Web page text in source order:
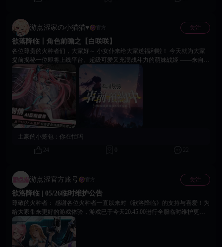
分角色立绘显示异常的问题。 5. 修复长时间在线后部分游戏资源加载异常的
问题。 6. 修复网络断开及重连过程中可能出现的资源或界面异常。 7. 修复
部分情况下界面卡死、界面残留等问题。 8. 修复部分账号无法正常登录的问
题。 9. 修复部分技能无法正常释放的问题。 10. 修复部分战姬技能数值及
BUFF描述显示不准确的问题。 11. 修复部分战姬技能动画与特效显示异常的
问题。 12. 修复宠物相关功能中的部分显示异常。 13. 修复角色昵称修改及
重复昵称校验相关问题。 14. 修复部分基建、矿区、商店等系统数据刷新异
常的问题。 15. 修复部分功能界面显示错误、入口缺失及跳转异常的问题。
16. 修复部分战斗文本、BUFF名称及功能描述错误。 17. 优化游戏资源管
理，减少无效资源占用，并进一步降低更新资源体积。 18. 更新部分基础服
务组件，提升游戏运行的稳定性与流畅度。 感谢各位火种者一直以来的支持
与理解。我们将持续关注游戏体验与稳定性问题，并不断进行优化与改进。
1059083108 玩家交流5群：1059086898 玩家交流6群：1056098479 Telegram：
https://t.me/eroeragame 官方网站：https://eroeragame.com/cn 客服邮箱：
年8月5日
游点涩家の小猫猫♥ 官方 关注
欲落降临丨角色前瞻之【白咲咲】
各位尊贵的火种者们，大家好～ 小女仆来给大家送福利啦！ 今天就为大家
提前揭秘一位即将上线平台、超级可爱又充满战斗力的萌妹战姬 ——来自
《欲落降临》的—— 圣光会最年轻最可爱的火力手：「白咲咲」 改造年
龄：18岁 属性：猫娘 / 阳光可爱 / 火箭炮 角色简介： 白咲咲曾是仿猫实验
体，在残酷的灾变纪元中幸运地觉醒并加入圣光会，成为诺亚小队中最年轻
的副队长兼主力火力手。 她总是带着甜甜的笑容，用软软的“喵～”声为队友
鼓劲加油，而下一秒，就毫不犹豫地扛起专属火箭筒“小绒球”，将敌人轰成
漫天碎片！ 阳光开朗的性格搭配猫娘特有的可爱动作，让她在硝烟弥漫的战
场上成为最亮眼的存在。无论是鼓舞士气还是火力输出，白咲咲都能用自己
呢？ 白咲咲那软萌的猫耳、活力满满的笑容，以及她扛着火箭筒时反差萌的
破坏力……想想就让人期待她在基地里与你互动的模样～ ———— 基地的
吗？” 她抬起头，圆圆的眼睛亮晶晶的，声音软软糯糯，还带着一点点鼻
音，像极了撒娇的小猫。 白咲咲今天只穿了一件宽松的圣光会制服外套，里
面是薄薄的白色吊带，领口微微敞开，露出精致可爱的锁骨和一小片雪白的
肌肤。猫尾巴从外套下摆钻出来，不安分地卷着沙发边缘。 你坐在她对面，
伸手揉了揉她毛茸茸的猫耳。 白咲咲顿时发出满足的“喵呜～”声，整个人都
软软地靠了过来，脸颊贴在你的手臂上轻轻蹭着。 “咲咲最喜欢火种者大人
了……每次被这样摸耳朵，都会觉得全身都热热的……” 她小声说着，尾巴
却越摇越快，忽然“啪”地一下卷住了你的手腕，轻轻拉向自己。 “火种者大
土豪的小笼包： 你在忙吗
24
0 22
游点涩官方账号 官方 关注
欲洛降临 | 05/26临时维护公告
尊敬的火种者： 感谢各位火种者一直以来对《欲洛降临》的支持与喜爱！为
给大家带来更好的游戏体验，游戏已于今天20:45:00进行全服临时维护更
新。 目前游戏已针对「失落地」模块进行紧急修复，具体内容如下： 1.修复
【失落地】极限级关卡数值强度过高的问题； 2.修复【失落地】玩家造成0
伤害且无掉落奖励的问题； 3.修复【失落地】玩家数据异常导致白打仍扣除